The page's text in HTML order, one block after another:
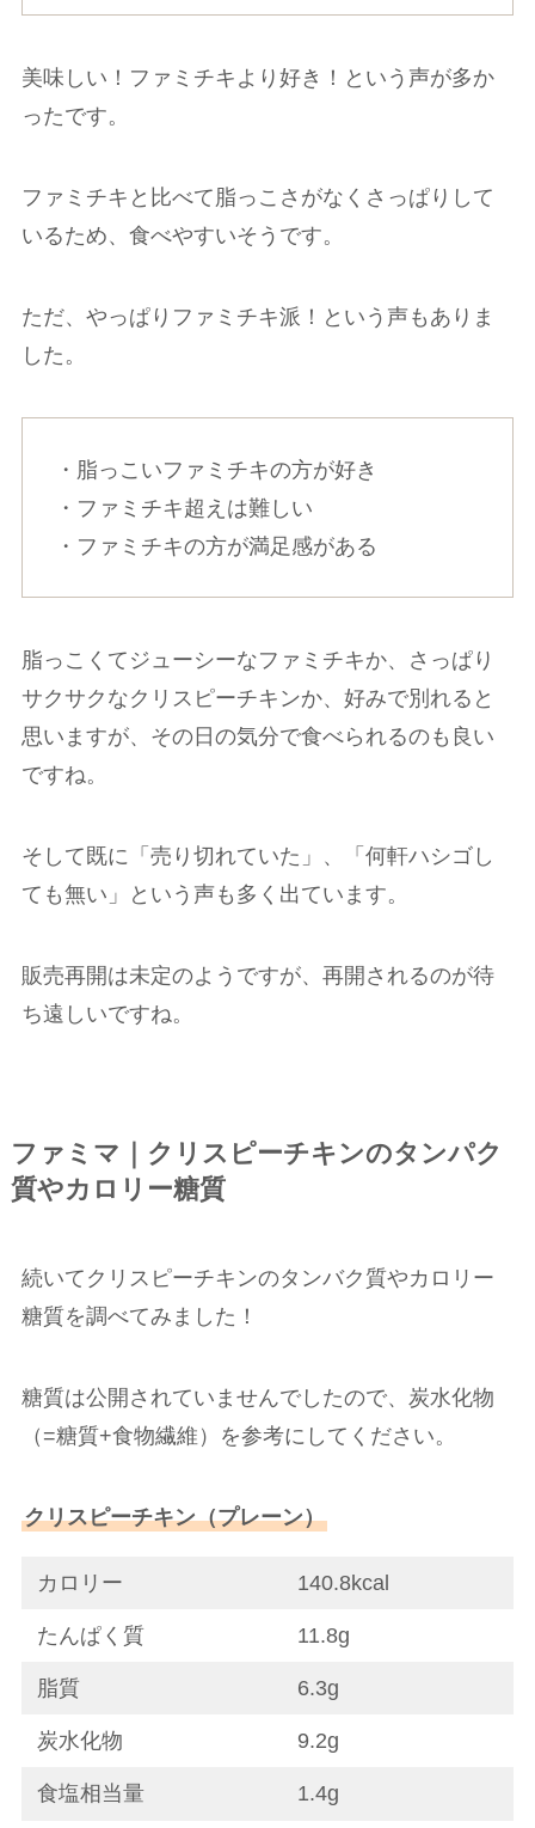
美味しい！ファミチキより好き！という声が多か
ったです。
ファミチキと比べて脂っこさがなくさっぱりして
いるため、食べやすいそうです。
ただ、やっぱりファミチキ派！という声もありま
した。
・脂っこいファミチキの方が好き
・ファミチキ超えは難しい
・ファミチキの方が満足感がある
脂っこくてジューシーなファミチキか、さっぱり
サクサクなクリスピーチキンか、好みで別れると
思いますが、その日の気分で食べられるのも良い
ですね。
そして既に「売り切れていた」、「何軒ハシゴし
ても無い」という声も多く出ています。
販売再開は未定のようですが、再開されるのが待
ち遠しいですね。
ファミマ｜クリスピーチキンのタンパク
質やカロリー糖質
続いてクリスピーチキンのタンバク質やカロリー
糖質を調べてみました！
糖質は公開されていませんでしたので、炭水化物
（=糖質+食物繊維）を参考にしてください。
クリスピーチキン（プレーン）
カロリー 140.8kcal
たんぱく質 11.8g
脂質 6.3g
炭水化物 9.2g
食塩相当量 1.4g